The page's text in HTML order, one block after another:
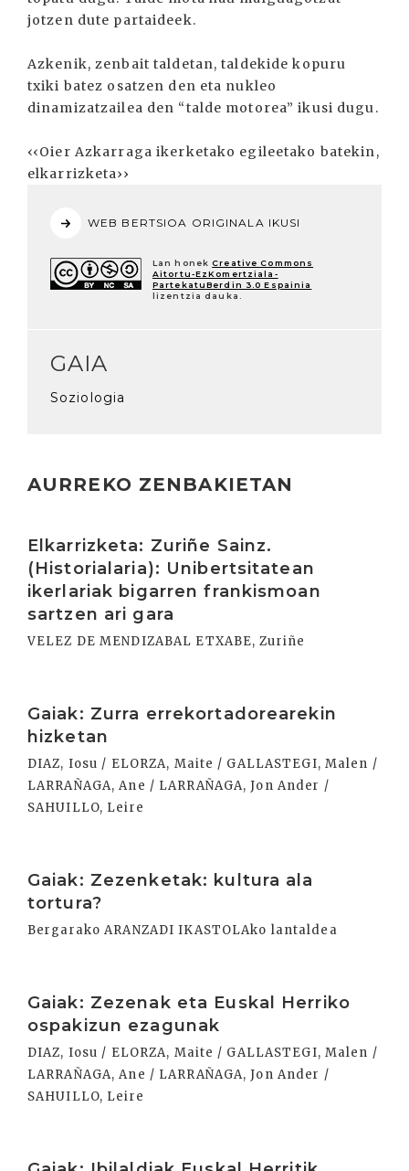
jotzen dute partaideek.
Azkenik, zenbait taldetan, taldekide kopuru
txiki batez osatzen den eta nukleo
dinamizatzailea den “talde motorea” ikusi dugu.
‹‹Oier Azkarraga ikerketako egileetako batekin,
elkarrizketa››
WEB BERTSIOA ORIGINALA IKUSI
Lan honek Creative Commons
Aitortu-EzKomertziala-
PartekatuBerdin 3.0 Espainia
lizentzia dauka.
GAIA
Soziologia
AURREKO ZENBAKIETAN
Elkarrizketa: Zuriñe Sainz.
(Historialaria): Unibertsitatean
ikerlariak bigarren frankismoan
sartzen ari gara
VELEZ DE MENDIZABAL ETXABE, Zuriñe
Gaiak: Zurra errekortadorearekin
hizketan
DIAZ, Iosu / ELORZA, Maite / GALLASTEGI, Malen /
LARRAÑAGA, Ane / LARRAÑAGA, Jon Ander /
SAHUILLO, Leire
Gaiak: Zezenketak: kultura ala
tortura?
Bergarako ARANZADI IKASTOLAko lantaldea
Gaiak: Zezenak eta Euskal Herriko
ospakizun ezagunak
DIAZ, Iosu / ELORZA, Maite / GALLASTEGI, Malen /
LARRAÑAGA, Ane / LARRAÑAGA, Jon Ander /
SAHUILLO, Leire